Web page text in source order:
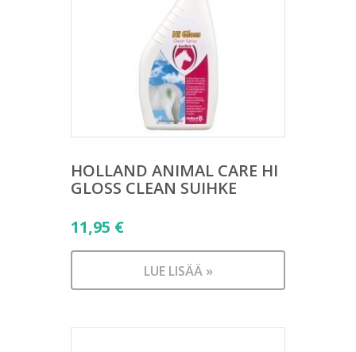
HOLLAND ANIMAL CARE HI
GLOSS CLEAN SUIHKE
11,95 €
LUE LISÄÄ »